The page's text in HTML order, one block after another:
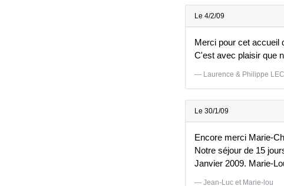
Le 4/2/09
Merci pour cet accueil
C'est avec plaisir que
Laurence & Philippe
Le 30/1/09
Encore merci Marie-
Notre séjour de 15
Janvier 2009. Marie-
Jean-Luc et Marie-lou